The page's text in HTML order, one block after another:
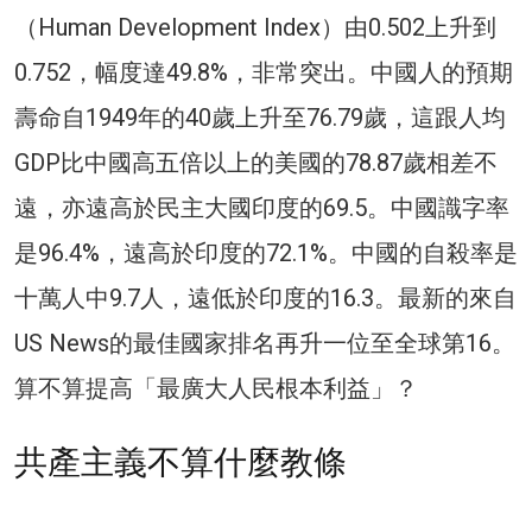
（Human Development Index）由0.502上升到
0.752，幅度達49.8%，非常突出。中國人的預期
壽命自1949年的40歲上升至76.79歲，這跟人均
GDP比中國高五倍以上的美國的78.87歲相差不
遠，亦遠高於民主大國印度的69.5。中國識字率
是96.4%，遠高於印度的72.1%。中國的自殺率是
十萬人中9.7人，遠低於印度的16.3。最新的來自
US News的最佳國家排名再升一位至全球第16。
算不算提高「最廣大人民根本利益」？
共產主義不算什麼教條